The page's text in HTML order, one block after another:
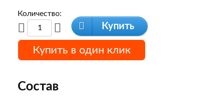
Количество:
Купить
Купить в один клик
Состав